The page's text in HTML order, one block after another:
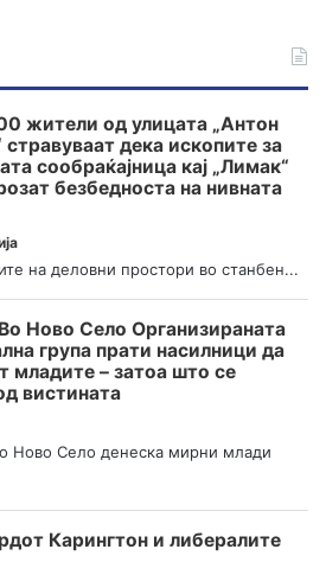
жители од улицата „Антон
стравуваат дека ископите за
сообраќајница кај „Лимак“
безбедноста на нивната
на деловни простори во станбен...
Ново Село Организираната
група прати насилници да
младите – затоа што се
вистината
Село денеска мирни млади
Карингтон и либералите